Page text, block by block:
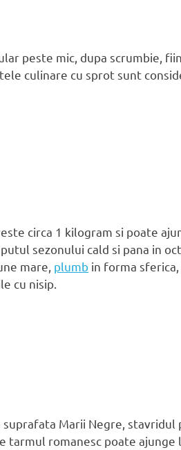
peste mic, dupa scrumbie,
culinare cu sprot sunt
circa 1 kilogram si poate
sezonului cald si pana in
mare, plumb in forma
cu nisip.
Marii Negre,
romanesc poate ajunge